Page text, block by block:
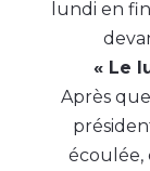
lundi en
« Le
Après
écoulée,